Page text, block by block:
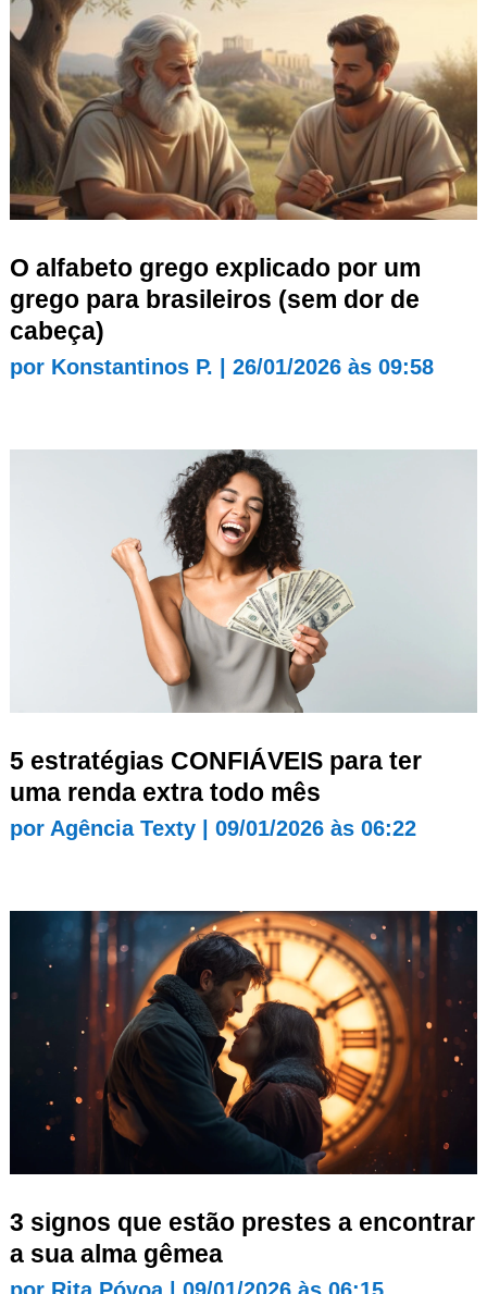
O alfabeto grego explicado por um
grego para brasileiros (sem dor de
cabeça)
por Konstantinos P. 26/01/2026 às 09:58
5 estratégias CONFIÁVEIS para ter
uma renda extra todo mês
por Agência Texty| 09/01/2026 às 06:22
3 signos que estão prestes a encontrar
a sua alma gêmea